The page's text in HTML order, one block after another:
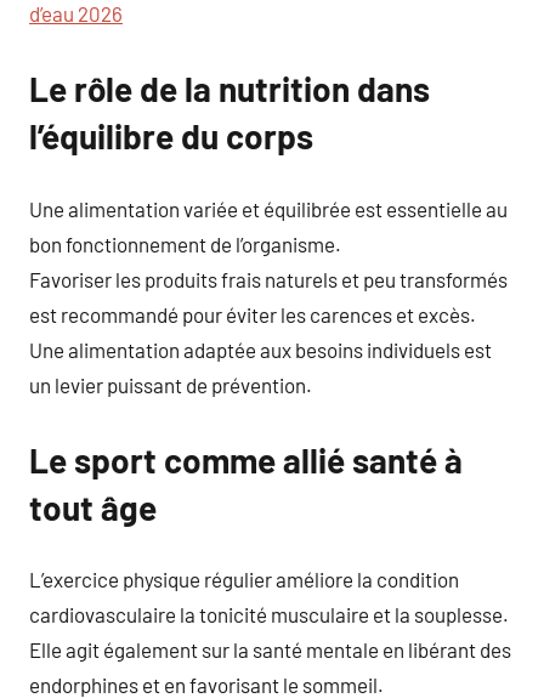
d’eau 2026
Le rôle de la nutrition dans
l’équilibre du corps
Une alimentation variée et équilibrée est essentielle au
bon fonctionnement de l’organisme.
Favoriser les produits frais naturels et peu transformés
est recommandé pour éviter les carences et excès.
Une alimentation adaptée aux besoins individuels est
un levier puissant de prévention.
Le sport comme allié santé à
tout âge
L’exercice physique régulier améliore la condition
cardiovasculaire la tonicité musculaire et la souplesse.
Elle agit également sur la santé mentale en libérant des
endorphines et en favorisant le sommeil.